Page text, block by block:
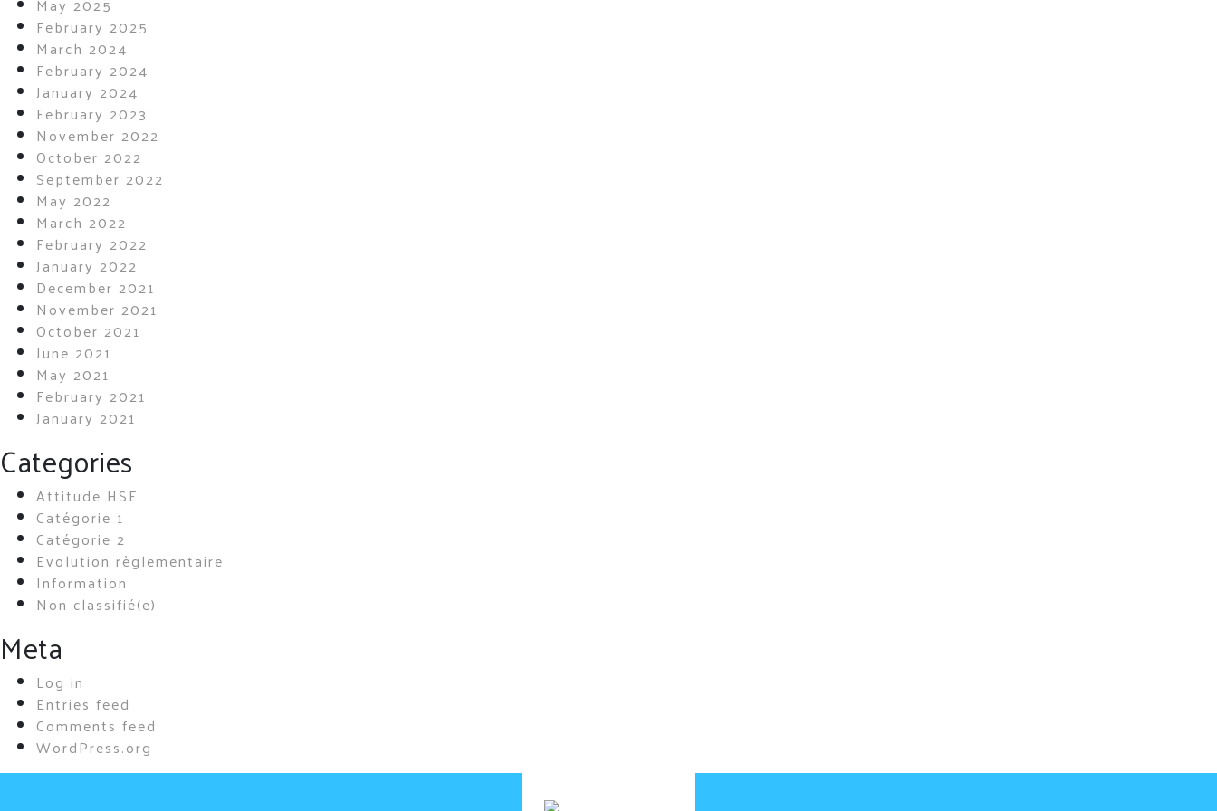
February 2025
March 2024
February 2024
January 2024
February 2023
November 2022
October 2022
September 2022
May 2022
March 2022
February 2022
January 2022
December 2021
November 2021
October 2021
June 2021
May 2021
February 2021
January 2021
Categories
Attitude HSE
Catégorie 1
Catégorie 2
Evolution règlementaire
Information
Non classifié(e)
Meta
Log in
Entries feed
Comments feed
WordPress.org